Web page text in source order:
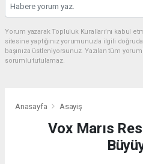
Yorum yazarak Topluluk Kuralları’nı kabul
sitesine yaptığınız yorumunuzla ilgili
başınıza üstleniyorsunuz. Yazılan tüm
sorumlu tutulamaz.
Anasayfa Asayiş
Vox Marıs